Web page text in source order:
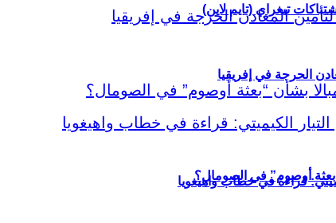
تيغراي (تايم لاين)
الحرجة في إفريقيا
قراءة في خطاب واهيغويا